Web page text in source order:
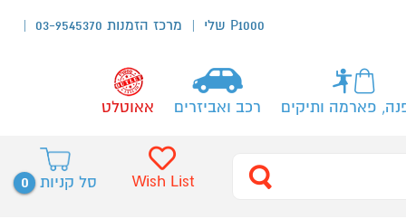
P1000 שלי מרכז הזמנות 03-9545370
פארמה ותיקים רכב ואביזרים אאוטלט
סל קניות 0 Wish List